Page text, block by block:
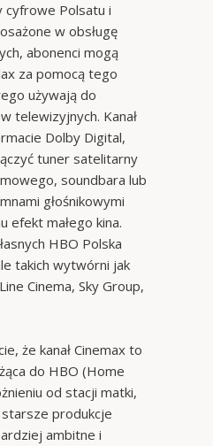
cyfrowe Polsatu i
w obsługę
abonenci mogą
za pomocą tego
używają do
telewizyjnych. Kanał
Dolby Digital,
tuner satelitarny
soundbara lub
głośnikowymi
efekt małego kina.
HBO Polska
takich wytwórni jak
Cinema, Sky Group,
że kanał Cinemax to
do HBO (Home
od stacji matki,
produkcje
ambitne i